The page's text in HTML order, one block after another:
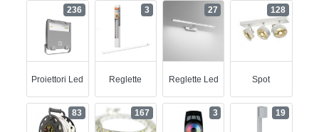
Proiettori Led
236
Reglette
3
Reglette Led
27
Spot
128
83 167 3 19